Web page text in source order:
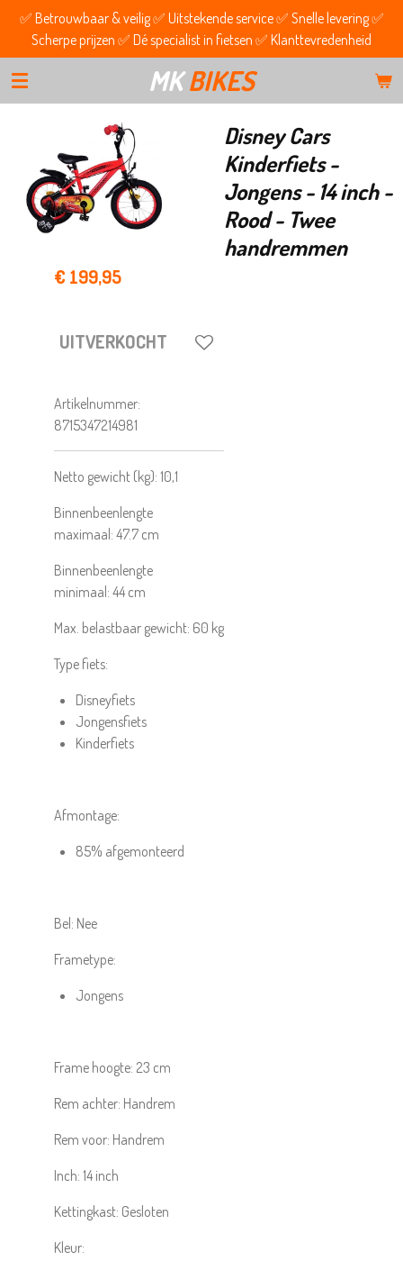
Ga
direct
naar
de
hoofdinhoud
MKBIKES
✅ Betrouwbaar & veilig ✅ Uitstekende service ✅ Snelle levering ✅
Scherpe prijzen ✅ Dé specialist in fietsen ✅ Klanttevredenheid
Disney Cars
Kinderfiets -
Jongens - 14 inch -
Rood - Twee
handremmen
€ 199,95
UITVERKOCHT
Artikelnummer:
8715347214981
Netto gewicht (kg): 10,1
Binnenbeenlengte
maximaal: 47.7 cm
Binnenbeenlengte
minimaal: 44 cm
Max. belastbaar gewicht: 60 kg
Type fiets:
Disneyfiets
Jongensfiets
Kinderfiets
Afmontage:
85% afgemonteerd
Bel: Nee
Frametype:
Jongens
Frame hoogte: 23 cm
Rem achter: Handrem
Rem voor: Handrem
Inch: 14 inch
Kettingkast: Gesloten
Kleur: